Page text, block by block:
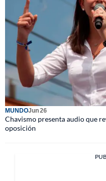
MUNDOJun 26
Chavismo presenta audio que
oposición